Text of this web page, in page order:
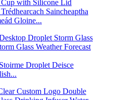
Saincheaptha
Gloine...
Droplet Deisce